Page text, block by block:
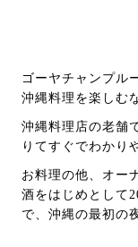
ゴーヤチャンプル
沖縄料理を楽しむ
沖縄料理店の老舗
りてすぐでわかり
お料理の他、オー
酒をはじめとして
で、沖縄の最初の